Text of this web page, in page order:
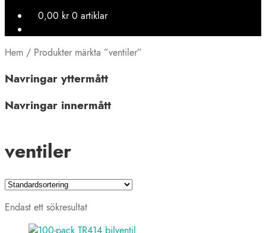
0,00 kr 0 artiklar
Hem / Produkter märkta ”ventiler”
ventiler
Endast ett sökresultat
Navringar yttermått
Navringar innermått